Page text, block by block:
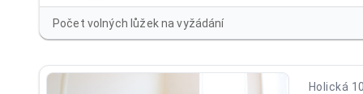
Počet volných lůžek na vyžádání
Holická